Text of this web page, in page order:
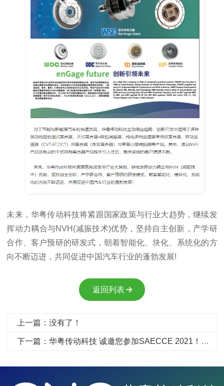
未来，华粤传动科技将紧跟国家政策与行业大趋势，继续发
挥动力耦合与NVH(减振技术)优势，坚持自主创新，产学研
合作、客户预研的研发式，朝着智能化、块化、系统化的方
向不断迈进，共同促进中国汽车行业的蓬勃发展!
返回列表
上一篇：没有了！
下一篇：华粤传动科技 诚邀您参加SAECCE 2021！展位C12期待您的光临！